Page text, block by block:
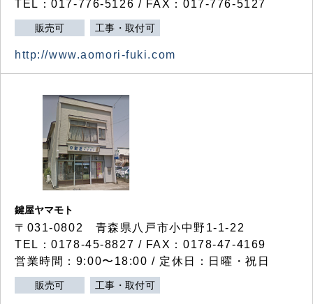
TEL：017-776-5126 / FAX：017-776-5127
販売可 工事・取付可
http://www.aomori-fuki.com
鍵屋ヤマモト
〒031-0802 青森県八戸市小中野1-1-22
TEL：0178-45-8827 / FAX：0178-47-4169
営業時間：9:00〜18:00 / 定休日：日曜・祝日
販売可 工事・取付可